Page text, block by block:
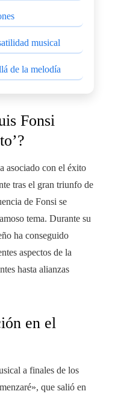
musical
de la melodía
Fonsi
asociado con el éxito
tras el gran triunfo de
de Fonsi se
tema. Durante su
ha conseguido
aspectos de la
hasta alianzas
en el
a finales de los
que salió en